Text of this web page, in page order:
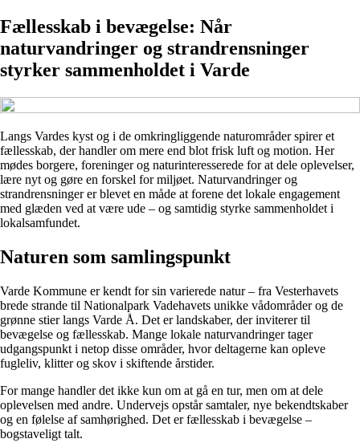
Fællesskab i bevægelse: Når
naturvandringer og strandrensninger
styrker sammenholdet i Varde
Langs Vardes kyst og i de omkringliggende naturområder spirer et
fællesskab, der handler om mere end blot frisk luft og motion. Her
mødes borgere, foreninger og naturinteresserede for at dele oplevelser,
lære nyt og gøre en forskel for miljøet. Naturvandringer og
strandrensninger er blevet en måde at forene det lokale engagement
med glæden ved at være ude – og samtidig styrke sammenholdet i
lokalsamfundet.
Naturen som samlingspunkt
Varde Kommune er kendt for sin varierede natur – fra Vesterhavets
brede strande til Nationalpark Vadehavets unikke vådområder og de
grønne stier langs Varde Å. Det er landskaber, der inviterer til
bevægelse og fællesskab. Mange lokale naturvandringer tager
udgangspunkt i netop disse områder, hvor deltagerne kan opleve
fugleliv, klitter og skov i skiftende årstider.
For mange handler det ikke kun om at gå en tur, men om at dele
oplevelsen med andre. Undervejs opstår samtaler, nye bekendtskaber
og en følelse af samhørighed. Det er fællesskab i bevægelse –
bogstaveligt talt.